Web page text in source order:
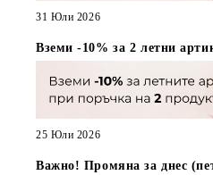
31 Юли 2026
Вземи -10% за 2 летни
25 Юли 2026
Важно! Промяна за днес